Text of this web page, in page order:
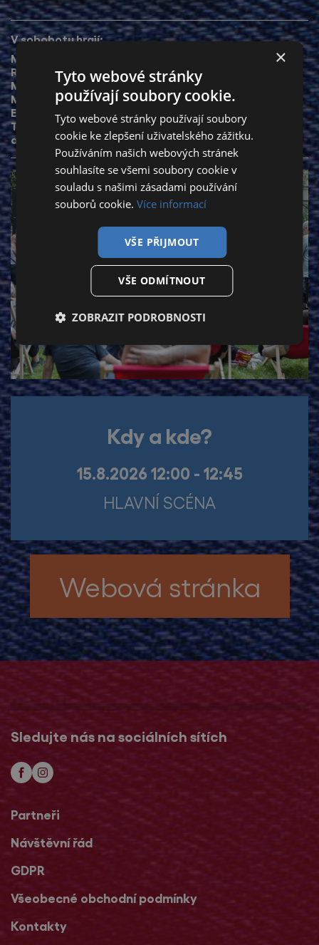
V sobobotu hrají:
MAVIS STAPLES
ČECHOMOR,
RUFUS MILLER ,KORBEN DALLAS, ​​​
MICHAL PROKOP TRIO, MARCELL & FIEDLERSKI
MARKÉTA FOUKALOVÁ JINAK,PAN LYNX,
EMMA SMETANA & JORDAN HAJ ,LAURA A JEJÍ TYGŘI
THE RAGANS
a další
Kdy a kde?
15.8.2026 12:00 - 12:45
HLAVNÍ SCÉNA
Webová stránka
Sledujte nás na sociálních sítích
Partneři
Návštěvní řád
GDPR
Všeobecné obchodní podmínky
Kontakty
×
Tyto webové stránky
používají soubory cookie.
Tyto webové stránky používají soubory
cookie ke zlepšení uživatelského zážitku.
Používáním našich webových stránek
souhlasíte se všemi soubory cookie v
souladu s našimi zásadami používání
souborů cookie.Více informací
VŠE PŘIJMOUT
VŠE ODMÍTNOUT
ZOBRAZIT PODROBNOSTI